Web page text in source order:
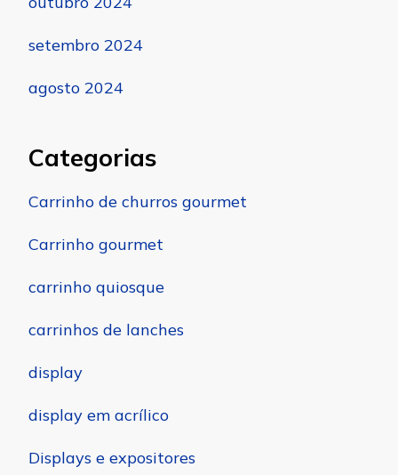
setembro 2024
agosto 2024
Categorias
Carrinho de churros gourmet
Carrinho gourmet
carrinho quiosque
carrinhos de lanches
display
display em acrílico
Displays e expositores